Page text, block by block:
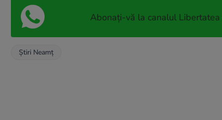
Abonați-vă la canalul
Ştiri Neamţ